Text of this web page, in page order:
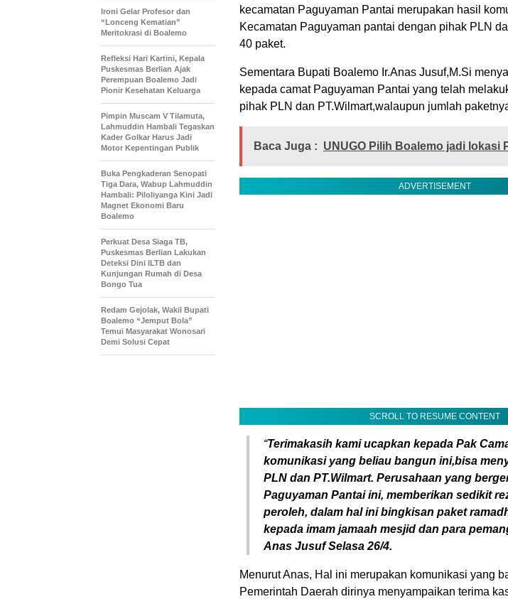
kecamatan Paguyaman Pantai merupakan hasil
Kecamatan Paguyaman pantai dengan pihak PLN
40 paket.
Sementara Bupati Boalemo Ir.Anas Jusuf,M.Si
kepada camat Paguyaman Pantai yang telah
pihak PLN dan PT.Wilmart,walaupun jumlah
Baca Juga : UNUGO Pilih Boalemo jadi lokasi
ADVERTISEMENT
SCROLL TO RESUME CONTENT
“Terimakasih kami ucapkan kepada Pak
komunikasi yang beliau bangun ini,bisa
PLN dan PT.Wilmart. Perusahaan yang
Paguyaman Pantai ini, memberikan sedikit
peroleh, dalam hal ini bingkisan paket
kepada imam jamaah mesjid dan para
Anas Jusuf Selasa 26/4.
MenurutAnas, Hal ini merupakan komunikasi yang
Pemerintah Daerah dirinya menyampaikan terima
Ironi Gelar Profesor dan
“Lonceng Kematian”
Meritokrasi di Boalemo
Refleksi Hari Kartini, Kepala
Puskesmas Berlian Ajak
Perempuan Boalemo Jadi
Pionir Kesehatan Keluarga
Pimpin Muscam V Tilamuta,
Lahmuddin Hambali Tegaskan
Kader Golkar Harus Jadi
Motor Kepentingan Publik
Buka Pengkaderan Senopati
Tiga Dara, Wabup Lahmuddin
Hambali: Piloliyanga Kini Jadi
Magnet Ekonomi Baru
Boalemo
Perkuat Desa Siaga TB,
Puskesmas Berlian Lakukan
Deteksi Dini ILTB dan
Kunjungan Rumah di Desa
Bongo Tua
Redam Gejolak, Wakil Bupati
Boalemo “Jemput Bola”
Temui Masyarakat Wonosari
Demi Solusi Cepat